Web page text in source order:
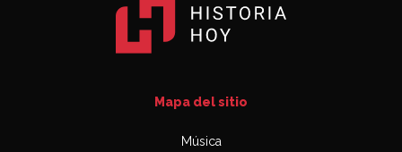
Mapa del sitio
Música